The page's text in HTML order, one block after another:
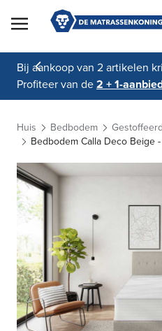
Skip to Content
Bij aankoop van 2 artikelen
Profiteer van de2 + 1-
Huis Bedbodem
Bedbodem Calla Deco Beige